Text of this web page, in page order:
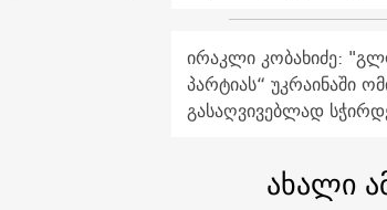
ირაკლი კობახიძე:
პარტიას“ უკრაინაში
გასაღვივებლად
ახალი